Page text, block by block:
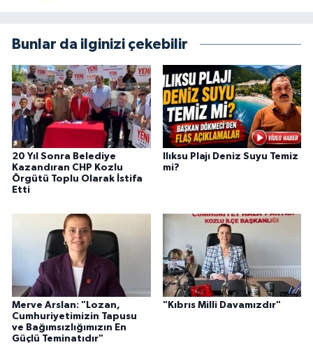
Bunlar da ilginizi çekebilir
20 Yıl Sonra Belediye
Kazandıran CHP Kozlu
Örgütü Toplu Olarak İstifa
Etti
Ilıksu Plajı Deniz Suyu Temiz
mi?
Merve Arslan: "Lozan,
Cumhuriyetimizin Tapusu
ve Bağımsızlığımızın En
Güçlü Teminatıdır"
"Kıbrıs Milli Davamızdır"